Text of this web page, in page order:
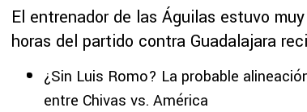
El entrenador de las Águilas estuvo
horas del partido contra Guadalajara
¿Sin Luis Romo? La probable
entre Chivas vs. América